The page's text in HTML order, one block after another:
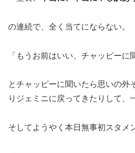
の連続で、全く当てにならない。
「もうお前はいい、チャッピーに
とチャッピーに聞いたら思いの外
りジェミニに戻ってきたりして、
そしてようやく本日無事初スタメ